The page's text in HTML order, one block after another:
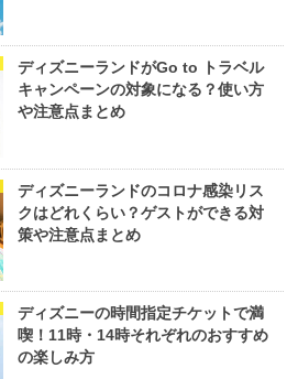
ディズニーランドがGo to トラベル
キャンペーンの対象になる？使い方
や注意点まとめ
ディズニーランドのコロナ感染リス
クはどれくらい？ゲストができる対
策や注意点まとめ
ディズニーの時間指定チケットで満
喫！11時・14時それぞれのおすすめ
の楽しみ方